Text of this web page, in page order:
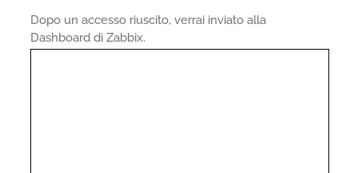
Dopo un accesso riuscito, verrai inviato alla
Dashboard di Zabbix.